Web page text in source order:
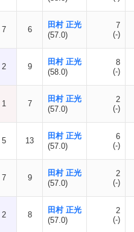
7 6
田村 正光
(57.0)
7
(-)
2 9
田村 正光
(58.0)
8
(-)
1 7
田村 正光
(57.0)
2
(-)
5 13
田村 正光
(57.0)
6
(-)
7 9
田村 正光
(57.0)
2
(-)
2 8
田村 正光
(57.0)
2
(-)